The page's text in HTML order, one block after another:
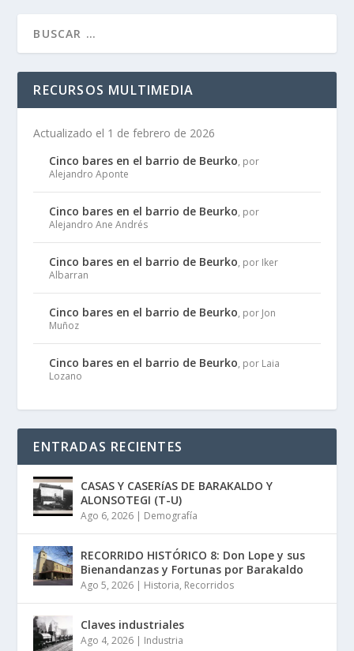
RECURSOS MULTIMEDIA
Actualizado el 1 de febrero de 2026
Cinco bares en el barrio de Beurko, por
Alejandro Aponte
Cinco bares en el barrio de Beurko, por
Alejandro Ane Andrés
Cinco bares en el barrio de Beurko, por Iker
Albarran
Cinco bares en el barrio de Beurko, por Jon
Muñoz
Cinco bares en el barrio de Beurko, por Laia
Lozano
ENTRADAS RECIENTES
CASAS Y CASERíAS DE BARAKALDO Y
ALONSOTEGI (T-U)
Ago 6, 2026 | Demografía
RECORRIDO HISTÓRICO 8: Don Lope y sus
Bienandanzas y Fortunas por Barakaldo
Ago 5, 2026 | Historia, Recorridos
Claves industriales
Ago 4, 2026 | Industria